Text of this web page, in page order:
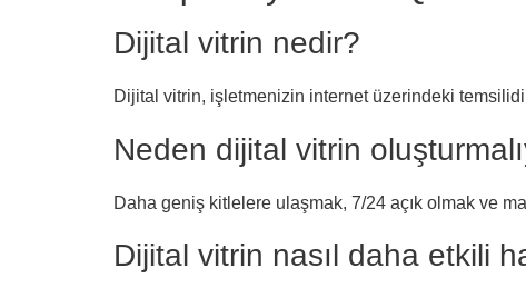
Dijital vitrin nedir?
Dijital vitrin, işletmenizin internet üzerindeki
Neden dijital vitrin
Daha geniş kitlelere ulaşmak, 7/24 açık olmak ve
Dijital vitrin nasıl daha etkili